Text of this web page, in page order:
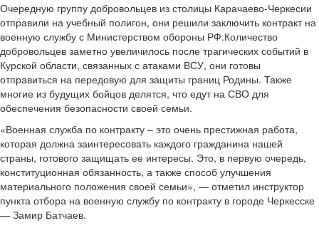
Очередную группу добровольцев из столицы Карачаево-Черкесии
отправили на учебный полигон, они решили заключить контракт на
военную службу с Министерством обороны РФ.Количество
добровольцев заметно увеличилось после трагических событий в
Курской области, связанных с атаками ВСУ, они готовы
отправиться на передовую для защиты границ Родины. Также
многие из будущих бойцов делятся, что едут на СВО для
обеспечения безопасности своей семьи.
«Военная служба по контракту – это очень престижная работа,
которая должна заинтересовать каждого гражданина нашей
страны, готового защищать ее интересы. Это, в первую очередь,
конституционная обязанность, а также способ улучшения
материального положения своей семьи», — отметил инструктор
пункта отбора на военную службу по контракту в городе Черкесске
— Замир Батчаев.